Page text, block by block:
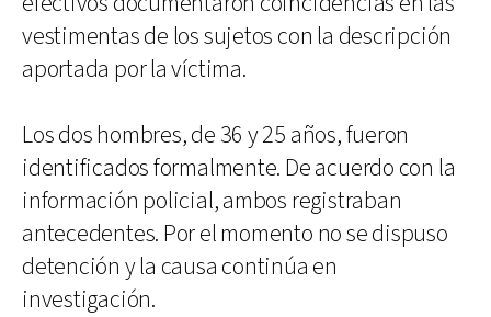
vestimentas de los sujetos con la descripción
aportada por la víctima.
Los dos hombres, de 36 y 25 años, fueron
identificados formalmente. De acuerdo con la
información policial, ambos registraban
antecedentes. Por el momento no se dispuso
detención y la causa continúa en
investigación.